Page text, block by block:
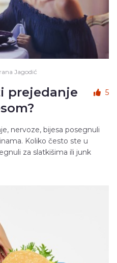
Jagodić
prejedanje
5
nervoze, bijesa posegnuli
Koliko često ste u
za slatkišima ili junk